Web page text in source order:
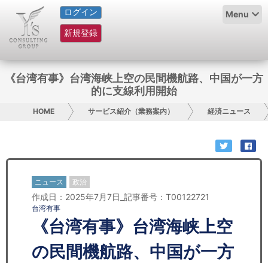
ログイン
新規登録
Menu
HOME
サービス紹介
コラム
お問い合わせ
日本人にPR
コンサルティング
リサーチ
《台湾有事》台湾海峡上空の民間機航路、中国が一方
的に支線利用開始
HOME サービス紹介（業務案内） 経済ニュース
ニュース 政治
作成日：2025年7月7日_記事番号：T00122721
台湾有事
《台湾有事》台湾海峡上空
の民間機航路、中国が一方